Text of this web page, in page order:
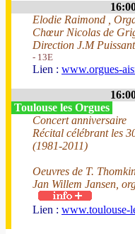
Elodie Raimond ,
Chœur Nicolas de
Direction J.M Puissant
- 13E
Lien : www.orgues-
Toulouse les Orgues
Concert anniversaire
Récital célébrant les
(1981-2011)
Oeuvres de T.
Jan Willem Jansen,
Lien : www.toulouse-